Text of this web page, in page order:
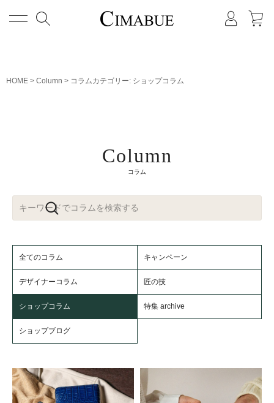
メニュー
HOME Column コラムカテゴリー: ショップコラム
Column
コラム
全てのコラム キャンペーン
デザイナーコラム 匠の技
ショップコラム 特集 archive
ショップブログ